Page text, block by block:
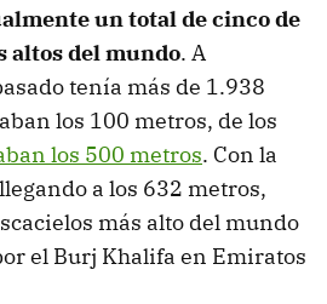
un total de cinco de
altos del mundo. A
tenía más de 1.938
los 100 metros, de los
los 500 metros. Con la
a los 632 metros,
más alto del mundo
el Burj Khalifa en Emiratos